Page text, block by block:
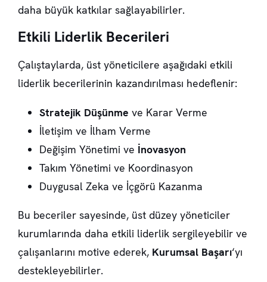
daha büyük katkılar sağlayabilirler.
Etkili Liderlik Becerileri
Çalıştaylarda, üst yöneticilere aşağıdaki etkili
liderlik becerilerinin kazandırılması hedeflenir:
Stratejik Düşünme ve Karar Verme
İletişim ve İlham Verme
Değişim Yönetimi ve İnovasyon
Takım Yönetimi ve Koordinasyon
Duygusal Zeka ve İçgörü Kazanma
Bu beceriler sayesinde, üst düzey yöneticiler
kurumlarında daha etkili liderlik sergileyebilir ve
çalışanlarını motive ederek, Kurumsal Başarı‘yı
destekleyebilirler.